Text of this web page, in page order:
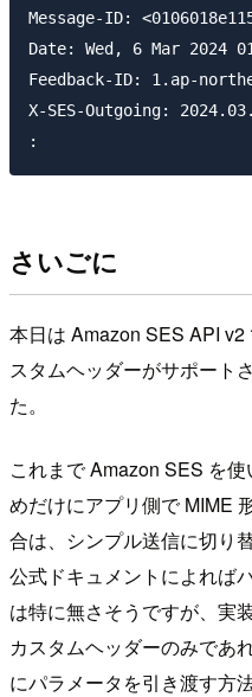
Message-ID:
Date: Wed, 6 Mar 2024
Feedback-ID: 1.ap-
X-SES-Outgoing:
さいごに
本日は Amazon SES API
スタムヘッダーがサポート
た。
これまで Amazon SES を
めだけにアプリ側で MIME
合は、シンプル送信に切り
公式ドキュメントによれば
は特に無さそうですが、実
カスタムヘッダーのみであ
にパラメータを引き渡す方